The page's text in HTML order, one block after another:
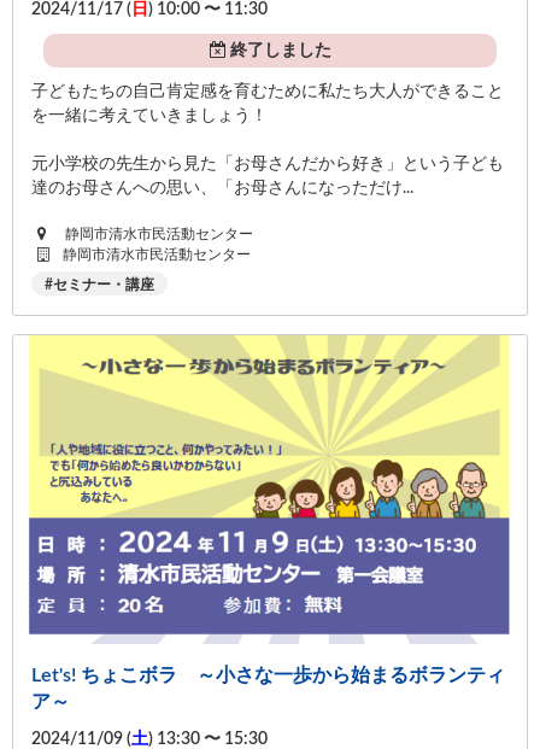
2024/11/17 ( 日 ) 10:00 〜 11:30
終了しました
子どもたちの自己肯定感を育むために私たち大人ができること
を一緒に考えていきましょう！
元小学校の先生から見た「お母さんだから好き」という子ども
達のお母さんへの思い、「お母さんになっただけ...
静岡市清水市民活動センター
静岡市清水市民活動センター
セミナー・講座
Let's! ちょこボラ ～小さな一歩から始まるボランティ
ア～
2024/11/09 (土) 13:30 〜 15:30